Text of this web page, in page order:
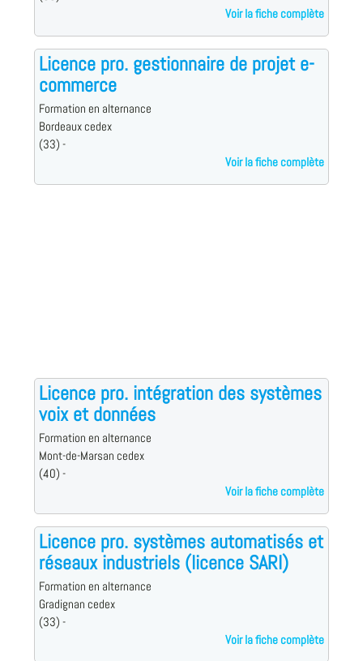
Voir la fiche complète
Licence pro. gestionnaire de projet e-
commerce
Formation en alternance
Bordeaux cedex
(33) -
Voir la fiche complète
Licence pro. intégration des systèmes
voix et données
Formation en alternance
Mont-de-Marsan cedex
(40) -
Voir la fiche complète
Licence pro. systèmes automatisés et
réseaux industriels (licence SARI)
Formation en alternance
Gradignan cedex
(33) -
Voir la fiche complète